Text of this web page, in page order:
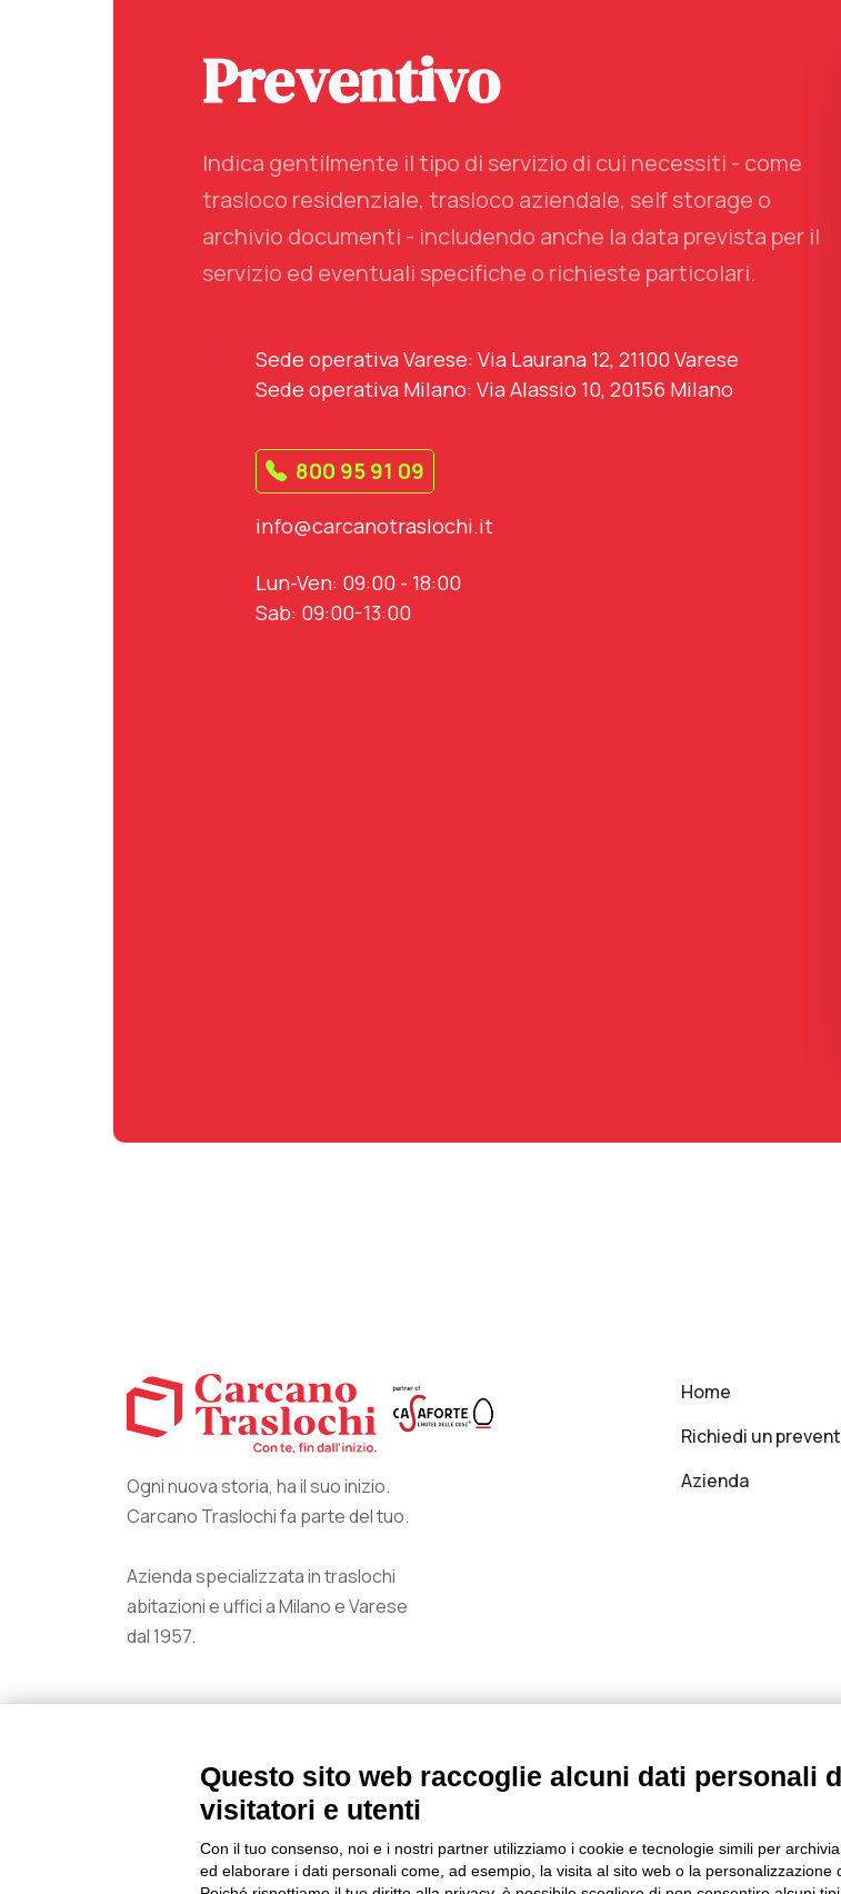
Preventivo
Indica gentilmente il tipo di servizio di cui necessiti - come
trasloco residenziale, trasloco aziendale, self storage o
archivio documenti - includendo anche la data prevista per il
servizio ed eventuali specifiche o richieste particolari.
Sede operativa Varese: Via Laurana 12, 21100 Varese
Sede operativa Milano: Via Alassio 10, 20156 Milano
800 95 91 09
info@carcanotraslochi.it
Lun-Ven: 09:00 - 18:00
Sab: 09:00-13:00
Ogni nuova storia, ha il suo inizio.
Carcano Traslochi fa parte del tuo.
Azienda specializzata in traslochi
abitazioni e uffici a Milano e Varese
dal 1957.
Home
Richiedi un
Azienda
Sede operativa Varese: Via Laurana 12, 21100 Varese
Sede operativa Milano: Via Alassio 10, 20156 Milano
Questo sito web raccoglie alcuni dati personali
visitatori e utenti
Con il tuo consenso, noi e i nostri partner utilizziamo i cookie e tecnologie simili per
ed elaborare i dati personali come, ad esempio, la visita al sito web o la personalizzazione